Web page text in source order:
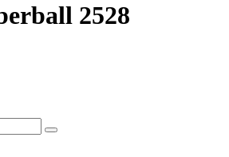
2528